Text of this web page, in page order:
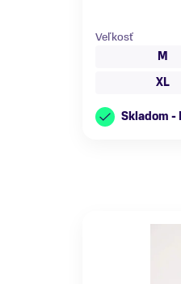
Veľkosť
M
XL
Skladom -